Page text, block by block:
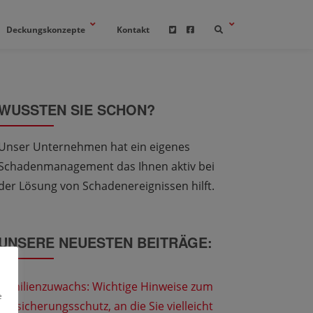
Deckungskonzepte Kontakt
SIE SCHON?
Unternehmen hat ein eigenes
das Ihnen aktiv bei
Lösung von Schadenereignissen hilft.
NEUESTEN BEITRÄGE:
Familienzuwachs: Wichtige Hinweise zum
an die Sie vielleicht